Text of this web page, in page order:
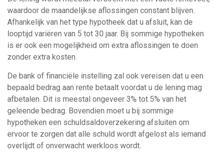
waardoor de maandelijkse aflossingen constant blijven.
Afhankelijk van het type hypotheek dat u afsluit, kan de
looptijd variëren van 5 tot 30 jaar. Bij sommige hypotheken
is er ook een mogelijkheid om extra aflossingen te doen
zonder extra kosten.
De bank of financiële instelling zal ook vereisen dat u een
bepaald bedrag aan rente betaalt voordat u de lening mag
afbetalen. Dit is meestal ongeveer 3% tot 5% van het
geleende bedrag. Bovendien moet u bij sommige
hypotheken een schuldsaldoverzekering afsluiten om
ervoor te zorgen dat alle schuld wordt afgelost als iemand
overlijdt of onverwacht werkloos wordt.